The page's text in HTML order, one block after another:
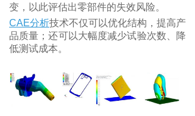
变，以此评估出零部件的失效风险。
CAE分析技术不仅可以优化结构，提高产
品质量；还可以大幅度减少试验次数、降
低测试成本。